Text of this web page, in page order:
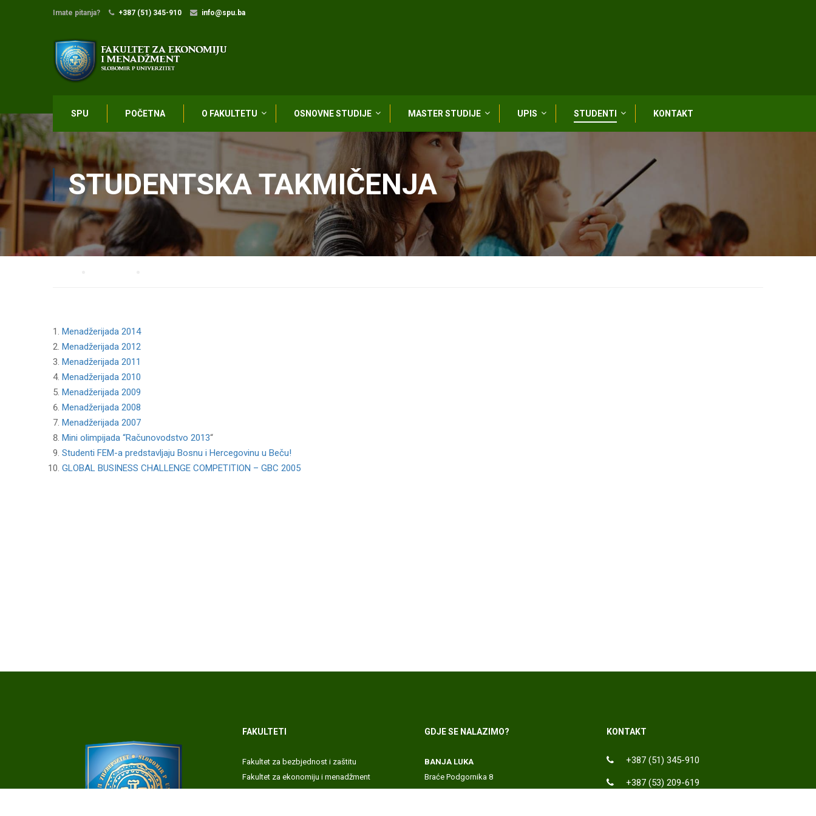
Imate pitanja? +387 (51) 345-910 info@spu.ba
SPU POČETNA O FAKULTETU OSNOVNE STUDIJE MASTER STUDIJE UPIS STUDENTI KONTAKT
STUDENTSKA TAKMIČENJA
Menadžerijada 2014
Menadžerijada 2012
Menadžerijada 2011
Menadžerijada 2010
Menadžerijada 2009
Menadžerijada 2008
Menadžerijada 2007
Mini olimpijada “Računovodstvo 2013“
Studenti FEM-a predstavljaju Bosnu i Hercegovinu u Beču!
GLOBAL BUSINESS CHALLENGE COMPETITION – GBC 2005
FAKULTETI
Fakultet za bezbjednost i zaštitu
Fakultet za ekonomiju i menadžment
GDJE SE NALAZIMO?
BANJA LUKA
Braće Podgornika 8
KONTAKT
+387 (51) 345-910
+387 (53) 209-619